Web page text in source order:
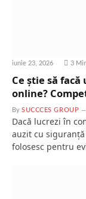
iunie 23, 2026 3
Ce știe să facă
online?
By SUCCCES GROUP
Dacă lucrezi în
auzit cu
folosesc pentru